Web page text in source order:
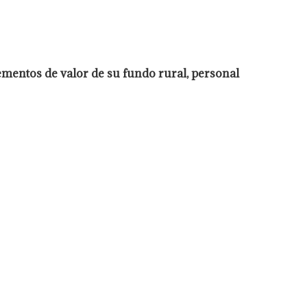
de valor de su fundo rural, personal